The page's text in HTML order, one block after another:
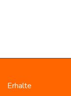
Erhalte